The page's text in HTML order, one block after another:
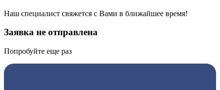
Наш специалист свяжется с Вами в ближайшее время!
Заявка не отправлена
Попробуйте еще раз